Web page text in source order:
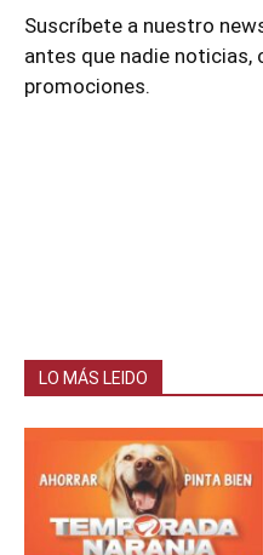
Suscríbete a nuestro
antes que nadie noticias,
promociones.
LO MÁS LEIDO